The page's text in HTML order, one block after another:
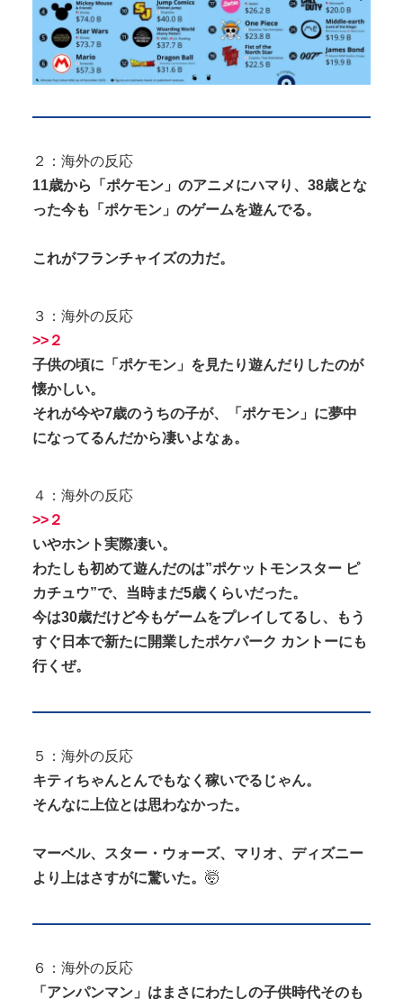
２：海外の反応
11歳から「ポケモン」のアニメにハマり、38歳とな
った今も「ポケモン」のゲームを遊んでる。
これがフランチャイズの力だ。
３：海外の反応
>>２
子供の頃に「ポケモン」を見たり遊んだりしたのが
懐かしい。
それが今や7歳のうちの子が、「ポケモン」に夢中
になってるんだから凄いよなぁ。
４：海外の反応
>>２
いやホント実際凄い。
わたしも初めて遊んだのは”ポケットモンスター ピ
カチュウ”で、当時まだ5歳くらいだった。
今は30歳だけど今もゲームをプレイしてるし、もう
すぐ日本で新たに開業したポケパーク カントーにも
行くぜ。
５：海外の反応
キティちゃんとんでもなく稼いでるじゃん。
そんなに上位とは思わなかった。
マーベル、スター・ウォーズ、マリオ、ディズニー
より上はさすがに驚いた。 🤯
６：海外の反応
「アンパンマン」はまさにわたしの子供時代そのも